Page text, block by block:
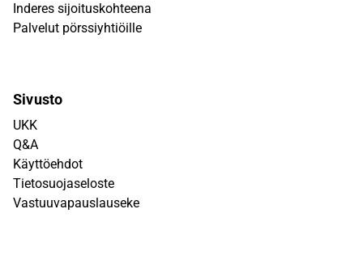
Inderes sijoituskohteena
Palvelut pörssiyhtiöille
Sivusto
UKK
Q&A
Käyttöehdot
Tietosuojaseloste
Vastuuvapauslauseke